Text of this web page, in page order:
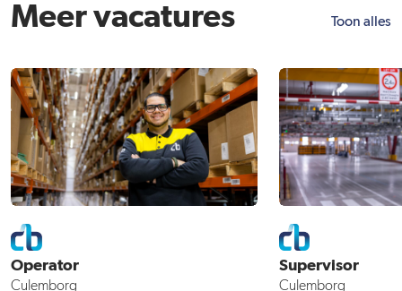
Meer vacatures Toon alles
Operator
Culemborg
Supervisor
Culemborg